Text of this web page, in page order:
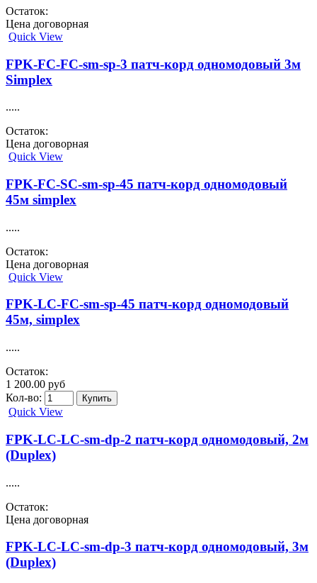
Остаток:
Цена договорная
Quick View
FPK-FC-FC-sm-sp-3 патч-корд одномодовый 3м
Simplex
.....
Остаток:
Цена договорная
Quick View
FPK-FC-SC-sm-sp-45 патч-корд одномодовый
45м simplex
.....
Остаток:
Цена договорная
Quick View
FPK-LC-FC-sm-sp-45 патч-корд одномодовый
45м, simplex
.....
Остаток:
1 200.00 руб
Кол-во:
Quick View
FPK-LC-LC-sm-dp-2 патч-корд одномодовый, 2м
(Duplex)
.....
Остаток:
Цена договорная
FPK-LC-LC-sm-dp-3 патч-корд одномодовый, 3м
(Duplex)